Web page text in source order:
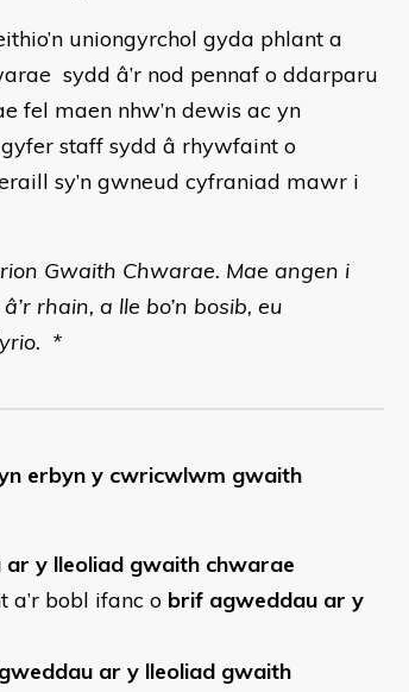
uniongyrchol gyda phlant a
sydd â’r nod pennaf o ddarparu
fel maen nhw’n dewis ac yn
staff sydd â rhywfaint o
sy’n gwneud cyfraniad mawr i
Gwaith Chwarae. Mae angen i
rhain, a lle bo’n bosib, eu
*
erbyn y cwricwlwm gwaith
y lleoliad gwaith chwarae
bobl ifanc o brif agweddau ar y
ar y lleoliad gwaith